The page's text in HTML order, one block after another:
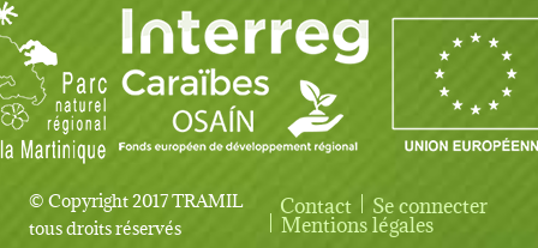
© Copyright 2017 TRAMIL
tous droits réservés
User account menu
Contact Se connecter
Mentions légales